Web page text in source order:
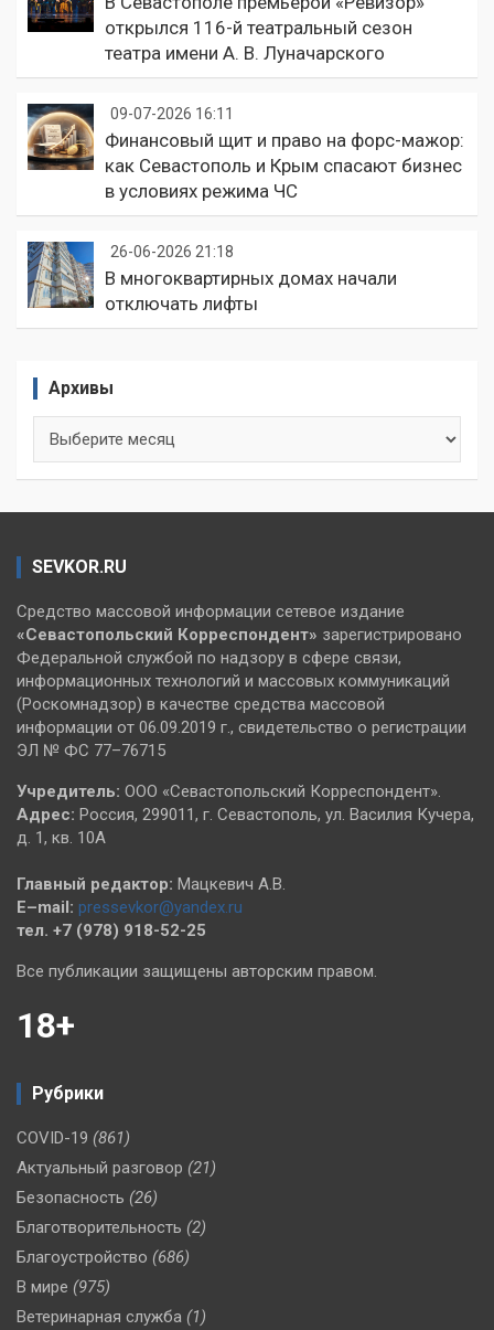
открылся 116-й театральный сезон
театра имени А. В. Луначарского
09-07-2026 16:11
Финансовый щит и право на форс-мажор:
как Севастополь и Крым спасают бизнес
в условиях режима ЧС
26-06-2026 21:18
В многоквартирных домах начали
отключать лифты
Архивы
SEVKOR.RU
Средство массовой информации сетевое издание
«Севастопольский Корреспондент» зарегистрировано
Федеральной службой по надзору в сфере связи,
информационных технологий и массовых коммуникаций
(Роскомнадзор) в качестве средства массовой
информации от 06.09.2019 г., свидетельство о регистрации
ЭЛ № ФС 77–76715
Учредитель: ООО «Севастопольский Корреспондент».
Адрес: Россия, 299011, г. Севастополь, ул. Василия Кучера,
д. 1, кв. 10А
Главный редактор: Мацкевич А.В.
E–mail: pressevkor@yandex.ru
тел. +7 (978) 918-52-25
Все публикации защищены авторским правом.
18+
Рубрики
COVID-19 (861)
Актуальный разговор (21)
Безопасность (26)
Благотворительность (2)
Благоустройство (686)
В мире (975)
Ветеринарная служба (1)